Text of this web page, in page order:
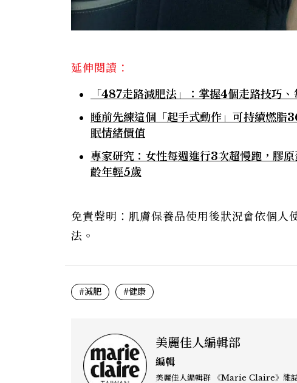
延伸閱讀：
「487走路減肥法」：掌握4個走路技巧
睡前先練這個「起手式動作」可持續燃
眠情緒價值
專家研究：女性每週進行3次超慢跑，膠
齡年輕5歲
免責聲明：肌膚保養品使用後狀況會依個人
法。
#減肥 #健康
美麗佳人編輯部
編輯
美麗佳人編輯群 《Marie Claire》雜誌編輯部專注於時尚、文化與當代女性議題的深度呈現，致力打造兼具風格與